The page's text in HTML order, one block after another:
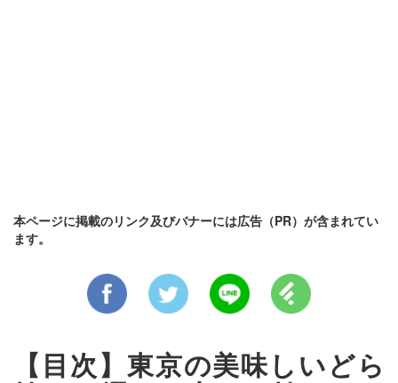
本ページに掲載のリンク及びバナーには広告（PR）が含まれてい
ます。
【目次】東京の美味しいどら